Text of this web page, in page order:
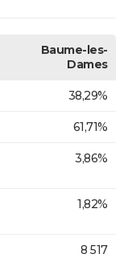
Baume-les-
Dames
38,29%
61,71%
3,86%
1,82%
8 517